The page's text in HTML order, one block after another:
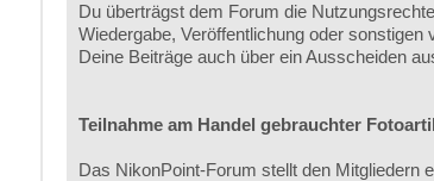
Du überträgst dem Forum die
Wiedergabe, Veröffentlichung oder
Deine Beiträge auch über ein Ausscheiden
Teilnahme am Handel gebrauchter
Das NikonPoint-Forum stellt den Mitgliedern